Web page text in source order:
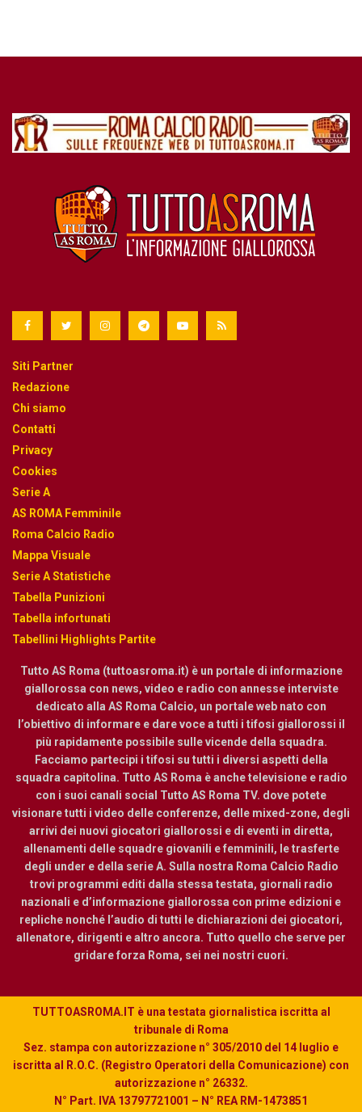
Siti Partner
Redazione
Chi siamo
Contatti
Privacy
Cookies
Serie A
AS ROMA Femminile
Roma Calcio Radio
Mappa Visuale
Serie A Statistiche
Tabella Punizioni
Tabella infortunati
Tabellini Highlights Partite
Tutto AS Roma (tuttoasroma.it) è un portale di informazione
giallorossa con news, video e radio con annesse interviste
dedicato alla AS Roma Calcio, un portale web nato con
l’obiettivo di informare e dare voce a tutti i tifosi giallorossi il
più rapidamente possibile sulle vicende della squadra.
Facciamo partecipi i tifosi su tutti i diversi aspetti della
squadra capitolina. Tutto AS Roma è anche televisione e radio
con i suoi canali social Tutto AS Roma TV. dove potete
visionare tutti i video delle conferenze, delle mixed-zone, degli
arrivi dei nuovi giocatori giallorossi e di eventi in diretta,
allenamenti delle squadre giovanili e femminili, le trasferte
degli under e della serie A. Sulla nostra Roma Calcio Radio
trovi programmi editi dalla stessa testata, giornali radio
nazionali e d’informazione giallorossa con prime edizioni e
repliche nonché l’audio di tutti le dichiarazioni dei giocatori,
allenatore, dirigenti e altro ancora. Tutto quello che serve per
gridare forza Roma, sei nei nostri cuori.
TUTTOASROMA.IT è una testata giornalistica iscritta al
tribunale di Roma
Sez. stampa con autorizzazione n° 305/2010 del 14 luglio e
iscritta al R.O.C. (Registro Operatori della Comunicazione) con
autorizzazione n° 26332.
N° Part. IVA 13797721001 – N° REA RM-1473851